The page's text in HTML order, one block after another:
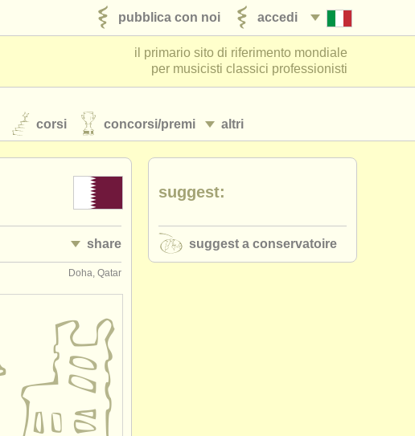
accedi
pubblica con noi
il primario sito di riferimento mondiale
per musicisti classici professionisti
altri
corsi concorsi/premi
share
Doha, Qatar
suggest:
suggest a conservatoire